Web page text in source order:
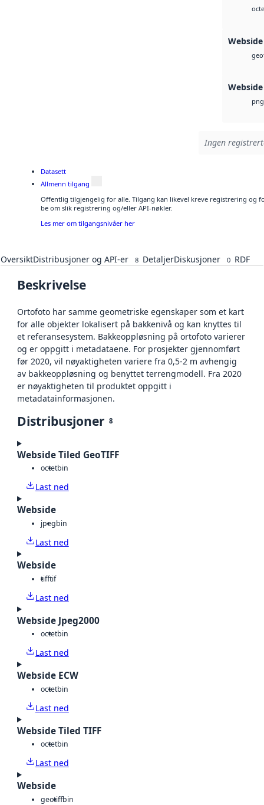
Webside
Webside
png
Ingen
Datasett
Allmenn tilgang
Offentlig tilgjengelig for alle. Tilgang kan likevel kreve registrering og
be om slik registrering og/eller API-nøkler.
Les mer om tilgangsnivåer her
OversiktDistribusjoner og API-er 8 DetaljerDiskusjoner 0 RDF
Beskrivelse
Ortofoto har samme geometriske egenskaper som et kart
for alle objekter lokalisert på bakkenivå og kan knyttes til
et referansesystem. Bakkeoppløsning på ortofoto varierer
og er oppgitt i metadataene. For prosjekter gjennomført
før 2020, vil nøyaktigheten variere fra 0,5-2 m avhengig
av bakkeoppløsning og benyttet terrengmodell. Fra 2020
er nøyaktigheten til produktet oppgitt i
metadatainformasjonen.
Distribusjoner 8
Webside Tiled GeoTIFF
octetbin
Last ned
Webside
jpegbin
Last ned
Webside
tifftif
Last ned
Webside Jpeg2000
octetbin
Last ned
Webside ECW
octetbin
Last ned
Webside Tiled TIFF
octetbin
Last ned
Webside
geotiffbin